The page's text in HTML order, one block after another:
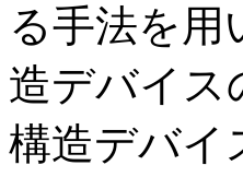
る手法を用
造デバイス
構造デバイ